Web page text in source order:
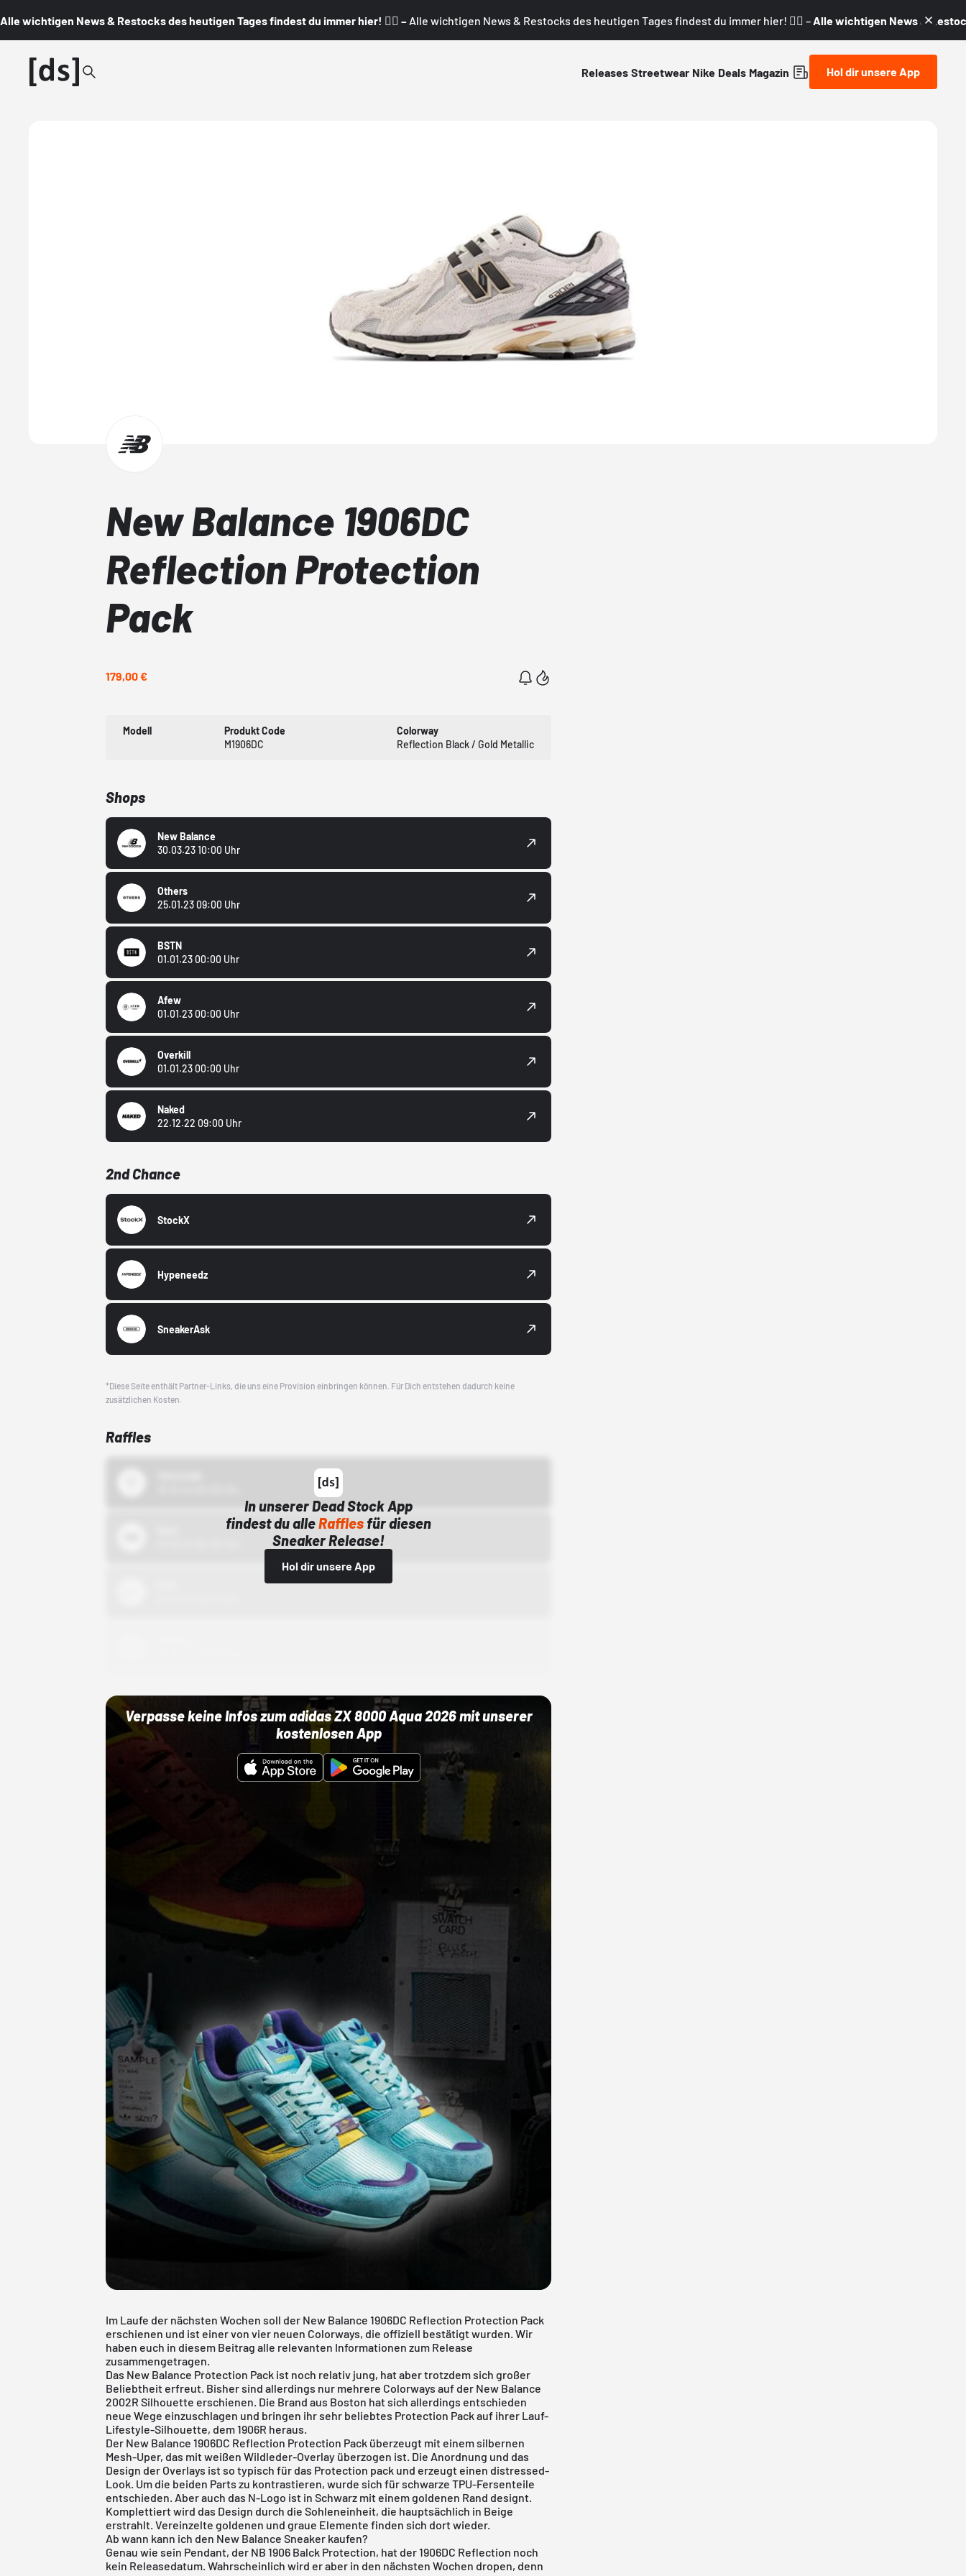
Alle wichtigen News & Restocks des heutigen Tages findest du immer hier! 👇🏼 – Alle wichtigen News & Restocks des heutigen Tages findest du immer hier! 👇🏼 – Alle wichtigen News &
Releases Streetwear Nike Deals Magazin Hol dir unsere App
New Balance 1906DC
Reflection Protection
Pack
179,00 €
Modell
Produkt Code
M1906DC
Colorway
Reflection Black / Gold Metallic
Shops
New Balance
30.03.23 10:00 Uhr
Others
25.01.23 09:00 Uhr
BSTN
01.01.23 00:00 Uhr
Afew
01.01.23 00:00 Uhr
Overkill
01.01.23 00:00 Uhr
Naked
22.12.22 09:00 Uhr
2nd Chance
StockX
Hypeneedz
SneakerAsk
*Diese Seite enthält Partner-Links, die uns eine Provision einbringen können. Für Dich entstehen dadurch keine
zusätzlichen Kosten.
Raffles
In unserer Dead Stock App
findest du alleRaffles für diesen
Sneaker Release!
Hol dir unsere App
Verpasse keine Infos zum adidas ZX 8000 Aqua 2026 mit unserer
kostenlosen App
Im Laufe der nächsten Wochen soll der New Balance 1906DC Reflection Protection Pack
erschienen und ist einer von vier neuen Colorways, die offiziell bestätigt wurden. Wir
haben euch in diesem Beitrag alle relevanten Informationen zum Release
zusammengetragen.
Das New Balance Protection Pack ist noch relativ jung, hat aber trotzdem sich großer
Beliebtheit erfreut. Bisher sind allerdings nur mehrere Colorways auf der New Balance
2002R Silhouette erschienen. Die Brand aus Boston hat sich allerdings entschieden
neue Wege einzuschlagen und bringen ihr sehr beliebtes Protection Pack auf ihrer Lauf-
Lifestyle-Silhouette, dem 1906R heraus.
Der New Balance 1906DC Reflection Protection Pack überzeugt mit einem silbernen
Mesh-Uper, das mit weißen Wildleder-Overlay überzogen ist. Die Anordnung und das
Design der Overlays ist so typisch für das Protection pack und erzeugt einen distressed-
Look. Um die beiden Parts zu kontrastieren, wurde sich für schwarze TPU-Fersenteile
entschieden. Aber auch das N-Logo ist in Schwarz mit einem goldenen Rand designt.
Komplettiert wird das Design durch die Sohleneinheit, die hauptsächlich in Beige
erstrahlt. Vereinzelte goldenen und graue Elemente finden sich dort wieder.
Ab wann kann ich den New Balance Sneaker kaufen?
Genau wie sein Pendant, der NB 1906 Balck Protection, hat der 1906DC Reflection noch
kein Releasedatum. Wahrscheinlich wird er aber in den nächsten Wochen dropen, denn